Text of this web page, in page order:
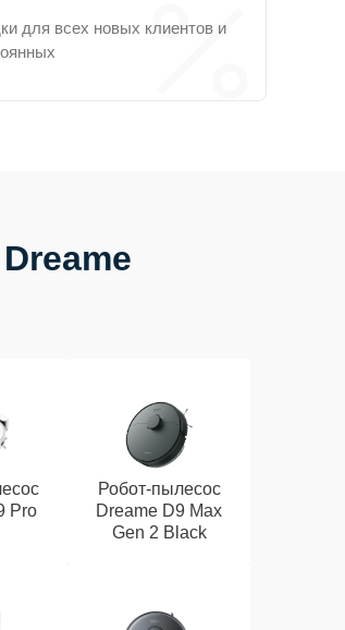
для всех новых клиентов и
Pro
Робот-пылесос
Dreame D9 Max
Gen 2 Black